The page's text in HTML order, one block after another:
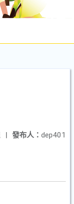
發布人： dep401
|